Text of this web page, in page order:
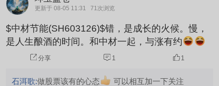
更新于 08-05 11:31 71次浏览
$中材节能(SH603126)$错，是成长的火候。慢，
是人生酿酒的时间。和中材一起，与涨有约
分享 1 1
石洱歌:做股票该有的心态 可以相互加一下关注